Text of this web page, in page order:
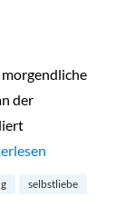
morgendliche
der
Sunday Live
selbstliebe